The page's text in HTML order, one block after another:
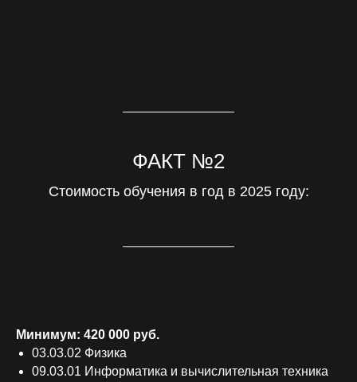
ФАКТ №2
Стоимость обучения в год в 2025 году:
Минимум: 420 000 руб.
03.03.02 Физика
09.03.01 Информатика и вычислительная техника